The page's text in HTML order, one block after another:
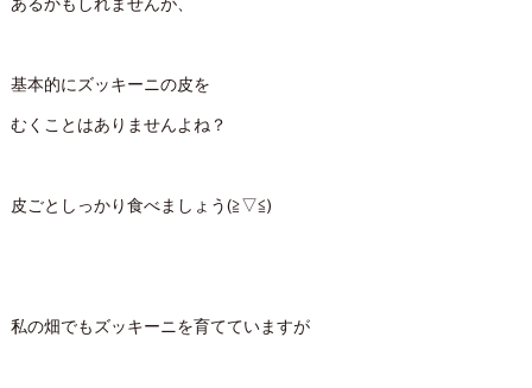
基本的にズッキーニの皮を
むくことはありませんよね？
皮ごとしっかり食べましょう(≧▽≦)
私の畑でもズッキーニを育てていますが